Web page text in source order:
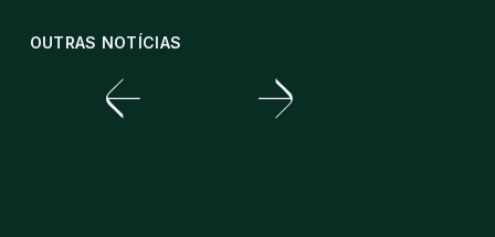
OUTRAS NOTÍCIAS